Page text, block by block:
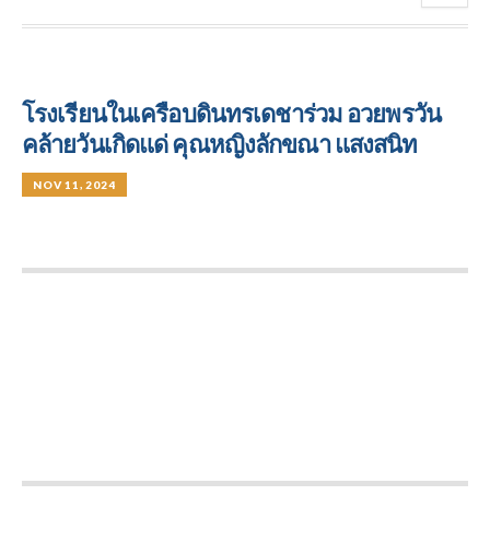
โรงเรียนในเครือบดินทรเดชาร่วม อวยพรวัน
คล้ายวันเกิดแด่ คุณหญิงลักขณา แสงสนิท
NOV 11, 2024